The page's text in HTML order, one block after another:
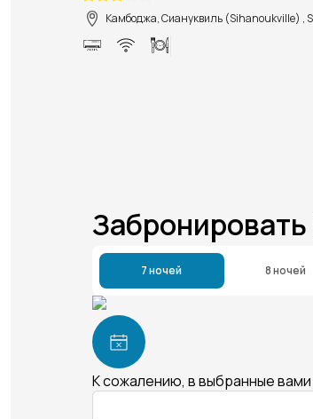
Камбоджа, Сиануквиль (Sihanoukville) ,
Забронировать
7 ночей 8 ночей
К сожалению, в выбранные